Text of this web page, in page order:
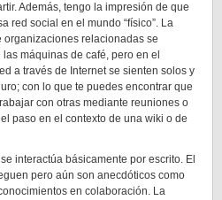
Además, tengo la impresión de que
red social en el mundo “físico”. La
relacionadas se
máquinas de café, pero en el
a través de Internet se sienten solos y
con lo que te puedes encontrar que
con otras mediante reuniones o
paso en el contexto de una wiki o de
interactúa básicamente por escrito. El
pero aún son anecdóticos como
en colaboración. La